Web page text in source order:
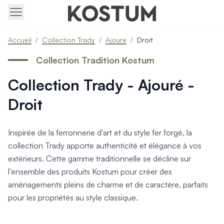
Produits > Portails > Portails contemporains
Produits > Portails > Portails traditionnels
Produits > Portails > Portails avec décors
Produits > Portails > Portails économiques
Produits > Portails > Motorisation Portail
Produits > Portillons > Tous nos portillons
Produits > Portillons > Portillons contemporains
Produits > Portillons > Portillons traditionnels
Produits > Portillons > Portillons architectes
Produits > Portillons > Portillons décoratifs
Produits > Portillons > Motorisation Portillon
Produits > Portillons > Ouvertures Spéciales
Accueil / Collection Trady / Ajouré / Droit
Collection Trady - Ajouré -
Droit
Collection Tradition Kostum
Inspirée de la ferronnerie d'art et du style fer forgé, la
collection Trady apporte authenticité et élégance à vos
extérieurs. Cette gamme traditionnelle se décline sur
l'ensemble des produits Kostum pour créer des
aménagements pleins de charme et de caractère, parfaits
pour les propriétés au style classique.